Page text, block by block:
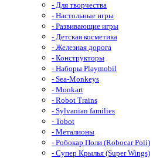
- Для творчества
- Настольные игры
- Развивающие игры
- Детская косметика
- Железная дорога
- Конструкторы
- Наборы Playmobil
- Sea-Monkeys
- Monkart
- Robot Trains
- Sylvanian families
- Tobot
- Металионы
- Робокар Поли (Robocar Poli)
- Супер Крылья (Super Wings)